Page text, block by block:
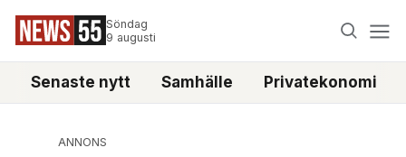
Söndag
9 augusti
Senaste nytt Samhälle Privatekonomi
ANNONS